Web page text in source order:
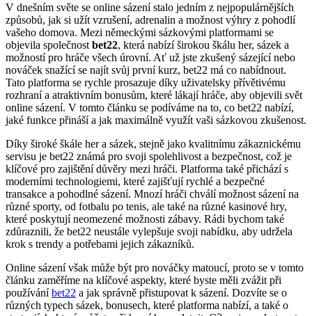
V dnešním světe se online sázení stalo jedním z nejpopulárnějších
způsobů, jak si užít vzrušení, adrenalin a možnost výhry z pohodlí
vašeho domova. Mezi německými sázkovými platformami se
objevila společnost bet22, která nabízí širokou škálu her, sázek a
možností pro hráče všech úrovní. Ať už jste zkušený sázející nebo
nováček snažící se najít svůj první kurz, bet22 má co nabídnout.
Tato platforma se rychle prosazuje díky uživatelsky přívětivému
rozhraní a atraktivním bonusům, které lákají hráče, aby objevili svět
online sázení. V tomto článku se podíváme na to, co bet22 nabízí,
jaké funkce přináší a jak maximálně využít vaši sázkovou zkušenost.
Díky široké škále her a sázek, stejně jako kvalitnímu zákaznickému
servisu je bet22 známá pro svoji spolehlivost a bezpečnost, což je
klíčové pro zajištění důvěry mezi hráči. Platforma také přichází s
moderními technologiemi, které zajišťují rychlé a bezpečné
transakce a pohodlné sázení. Mnozí hráči chválí možnost sázení na
různé sporty, od fotbalu po tenis, ale také na různé kasinové hry,
které poskytují neomezené možnosti zábavy. Rádi bychom také
zdůraznili, že bet22 neustále vylepšuje svoji nabídku, aby udržela
krok s trendy a potřebami jejich zákazníků.
Online sázení však může být pro nováčky matoucí, proto se v tomto
článku zaměříme na klíčové aspekty, které byste měli zvážit při
používáníbet22 a jak správně přistupovat k sázení. Dozvíte se o
různých typech sázek, bonusech, které platforma nabízí, a také o